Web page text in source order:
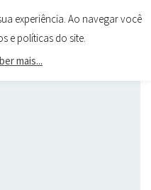
experiência. Ao navegar você
e políticas do site.
mais...